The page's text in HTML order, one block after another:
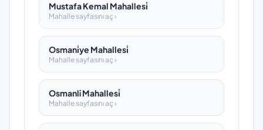
Mustafa Kemal Mahallesi̇
Mahalle sayfasını aç ›
Osmani̇ye Mahallesi̇
Mahalle sayfasını aç ›
Osmanli Mahallesi̇
Mahalle sayfasını aç ›